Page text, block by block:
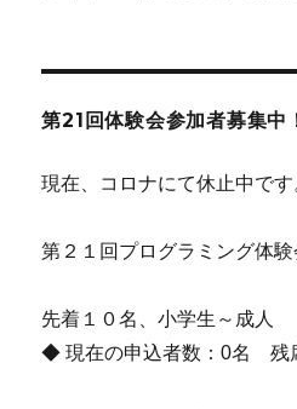
第21回体験会参加者募集中
現在、コロナにて休止中です
第２１回プログラミング体
先着１０名、小学生～成人
◆ 現在の申込者数：0名 残